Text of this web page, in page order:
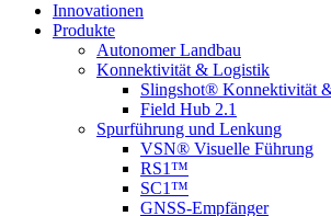
Innovationen
Produkte
Autonomer Landbau
Konnektivität & Logistik
Slingshot® Konnektivität
Field Hub 2.1
Spurführung und Lenkung
VSN® Visuelle Führung
RS1™
SC1™
GNSS-Empfänger